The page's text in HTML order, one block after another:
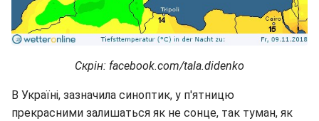
Скрін: facebook.com/tala.didenko
В Україні, зазначила синоптик, у п'ятницю
прекрасними залишаться як не сонце, так туман, як